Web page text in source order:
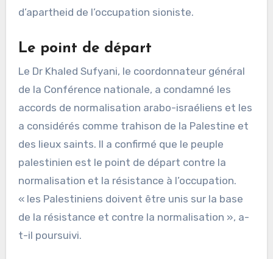
d’apartheid de l’occupation sioniste.
Le point de départ
Le Dr Khaled Sufyani, le coordonnateur général
de la Conférence nationale, a condamné les
accords de normalisation arabo-israéliens et les
a considérés comme trahison de la Palestine et
des lieux saints. Il a confirmé que le peuple
palestinien est le point de départ contre la
normalisation et la résistance à l’occupation.
« les Palestiniens doivent être unis sur la base
de la résistance et contre la normalisation », a-
t-il poursuivi.